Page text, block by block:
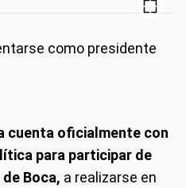
como presidente
cuenta oficialmente con
para participar de
Boca, a realizarse en